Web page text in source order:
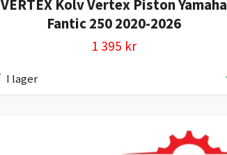
VERTEX Kolv Vertex Piston Yamaha
Fantic 250 2020-2026
1 395 kr
I lager